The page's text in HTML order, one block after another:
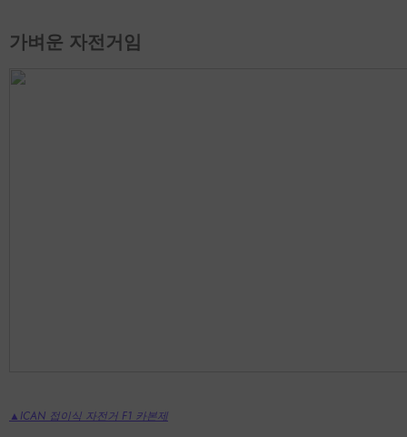
가벼운 자전거임
▲ICAN 접이식 자전거 F1 카본제